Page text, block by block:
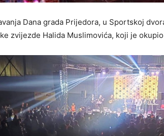
Dana grada Prijedora, u Sportskoj
zvijezde Halida Muslimovića, koji je